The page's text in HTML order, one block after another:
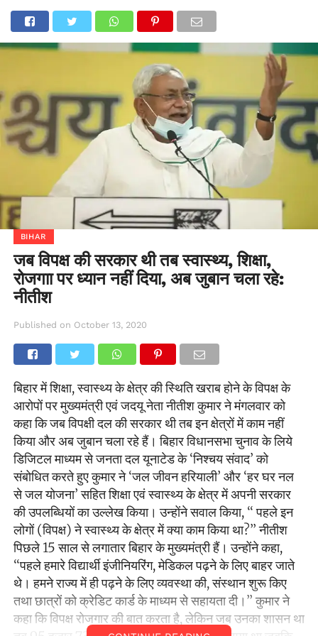
BIHAR
जब विपक्ष की सरकार थी तब स्वास्थ्य, शिक्षा,
रोजगाा पर ध्यान नहीं दिया, अब जुबान चला रहे:
नीतीश
Published on October 13, 2020
बिहार में शिक्षा, स्वास्थ्य के क्षेत्र की स्थिति खराब होने के विपक्ष के
आरोपों पर मुख्यमंत्री एवं जदयू नेता नीतीश कुमार ने मंगलवार को
कहा कि जब विपक्षी दल की सरकार थी तब इन क्षेत्रों में काम नहीं
किया और अब जुबान चला रहे हैं। बिहार विधानसभा चुनाव के लिये
डिजिटल माध्यम से जनता दल यूनाटेड के ‘निश्चय संवाद’ को
संबोधित करते हुए कुमार ने ‘जल जीवन हरियाली’ और ‘हर घर नल
से जल योजना’ सहित शिक्षा एवं स्वास्थ्य के क्षेत्र में अपनी सरकार
की उपलब्धियों का उल्लेख किया। उन्होंने सवाल किया, ‘‘ पहले इन
लोगों (विपक्ष) ने स्वास्थ्य के क्षेत्र में क्या काम किया था?’’ नीतीश
पिछले 15 साल से लगातार बिहार के मुख्यमंत्री हैं। उन्होंने कहा,
‘‘पहले हमारे विद्यार्थी इंजीनियरिंग, मेडिकल पढ़ने के लिए बाहर जाते
थे। हमने राज्य में ही पढ़ने के लिए व्यवस्था की, संस्थान शुरू किए
तथा छात्रों को क्रेडिट कार्ड के माध्यम से सहायता दी।’’ कुमार ने
कहा कि विपक्ष रोजगार की बात करता है, लेकिन जब उनका शासन था